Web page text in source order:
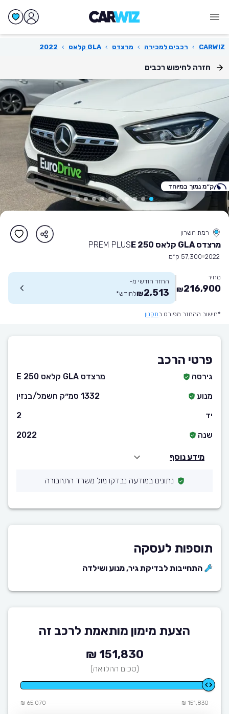
CARWIZ
› רכבים למכירה › מרצדס › GLA קלאס ›
2022
חזרה לחיפוש רכבים
ק״מ נמוך במיוחד
רמת השרון
מרצדס GLA קלאס 250 E PREM PLUS
2022 57,300 ק״מ
מחיר
216,900
₪
החזר חודשי מ-
2,513
₪לחודש*
*חישוב ההחזר מפורט בתקנון
פרטי הרכב
גירסה
מרצדס GLA קלאס 250 E
מנוע
1332 סמ״ק חשמל/בנזין
יד
2
שנה
2022
מידע נוסף
נתונים במודעה נבדקו מול משרד התחבורה
תוספות לעסקה
התחייבות לבדיקת גיר, מנוע ושילדה
הצעת מימון מותאמת לרכב זה
151,830 ₪
(סכום ההלוואה)
151,830 ₪
65,070 ₪